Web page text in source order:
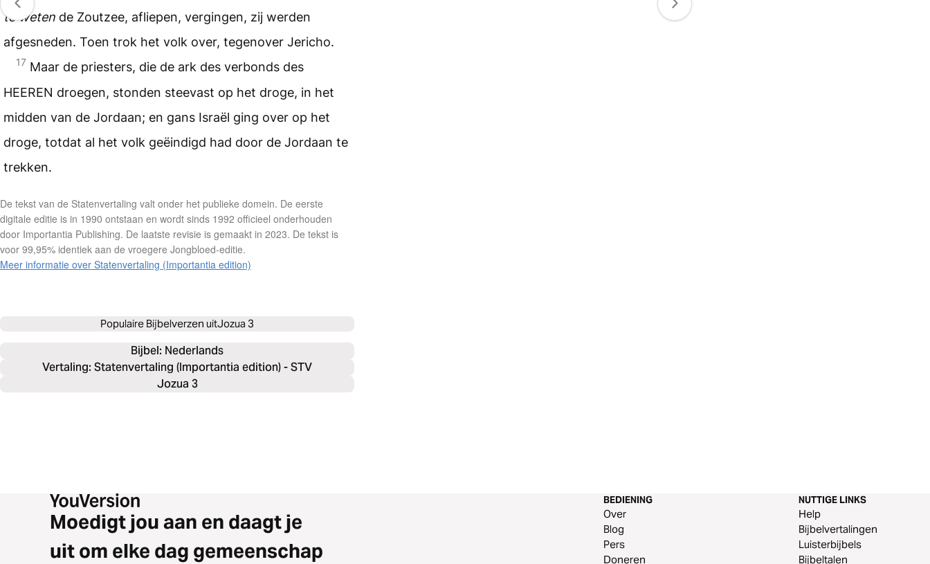
te weten de Zoutzee, afliepen, vergingen, zij werden
afgesneden. Toen trok het volk over, tegenover Jericho.
17 Maar de priesters, die de ark des verbonds des
HEEREN droegen, stonden steevast op het droge, in het
midden van de Jordaan; en gans Israël ging over op het
droge, totdat al het volk geëindigd had door de Jordaan te
trekken.
De tekst van de Statenvertaling valt onder het publieke domein. De eerste
digitale editie is in 1990 ontstaan en wordt sinds 1992 officieel onderhouden
door Importantia Publishing. De laatste revisie is gemaakt in 2023. De tekst is
voor 99,95% identiek aan de vroegere Jongbloed-editie.
Meer informatie over Statenvertaling (Importantia edition)
Populaire Bijbelverzen uitJozua 3
Bijbel: Nederlands
Vertaling: Statenvertaling (Importantia edition) - STV
Jozua 3
Moedigt jou aan en daagt je
uit om elke dag gemeenschap
BEDIENING
Over
Blog
Pers
Doneren
NUTTIGE LINKS
Help
Bijbelvertalingen
Luisterbijbels
Bijbeltalen